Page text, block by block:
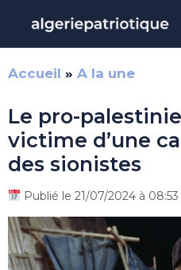
contenu
Accueil » A la une
Le pro-
victime d’une
des sionistes
Publié le 21/07/2024 à 08:53